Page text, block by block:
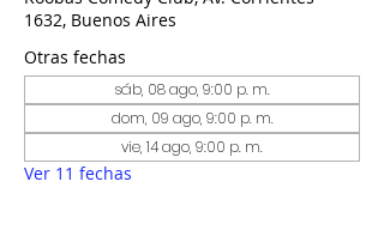
1632, Buenos Aires
Otras fechas
sáb, 08 ago, 9:00 p. m.
dom, 09 ago, 9:00 p. m.
vie, 14 ago, 9:00 p. m.
Ver 11 fechas